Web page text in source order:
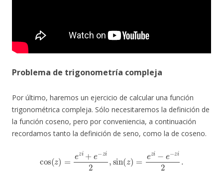
Problema de trigonometría compleja
Por último, haremos un ejercicio de calcular una función
trigonométrica compleja. Sólo necesitaremos la definición de
la función coseno, pero por conveniencia, a continuación
recordamos tanto la definición de seno, como la de coseno.
zi + −zi2 −e 2.